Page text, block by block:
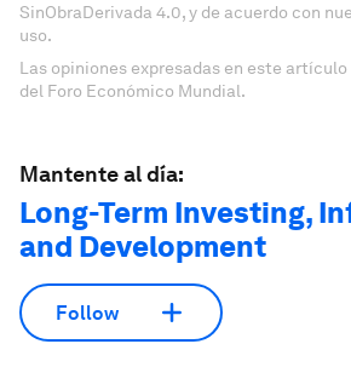
SinObraDerivada 4.0, y de acuerdo con
uso.
Las opiniones expresadas en este artículo
del Foro Económico Mundial.
Mantente al día:
Long-Term Investing,
and Development
Follow